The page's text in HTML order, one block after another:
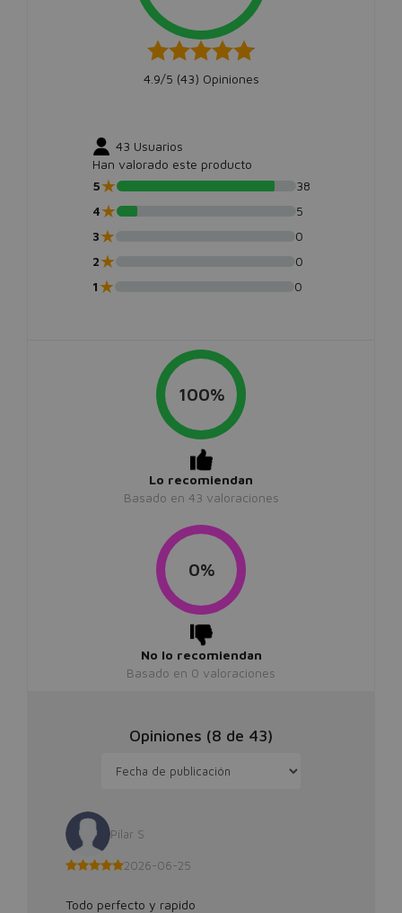
4.9/5 (43) Opiniones
43 Usuarios
Han valorado este producto
5★
38
4★
5
3★
0
2★
0
1★ 0
100%
Lo recomiendan
Basado en 43 valoraciones
0%
No lo recomiendan
Basado en 0 valoraciones
Opiniones (8 de 43)
Pilar S
2026-06-25
Todo perfecto y rapido